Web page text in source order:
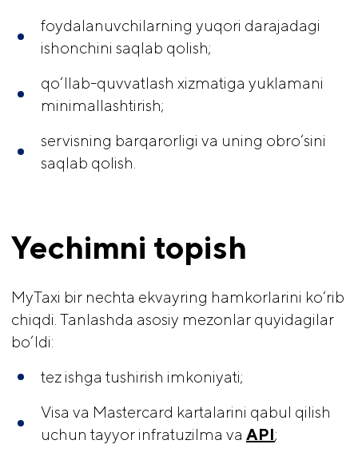
foydalanuvchilarning yuqori darajadagi
ishonchini saqlab qolish;
qo‘llab-quvvatlash xizmatiga yuklamani
minimallashtirish;
servisning barqarorligi va uning obro‘sini
saqlab qolish.
Yechimni topish
MyTaxi bir nechta ekvayring hamkorlarini ko‘rib
chiqdi. Tanlashda asosiy mezonlar quyidagilar
bo’ldi:
tez ishga tushirish imkoniyati;
Visa va Mastercard kartalarini qabul qilish
uchun tayyor infratuzilma va API;